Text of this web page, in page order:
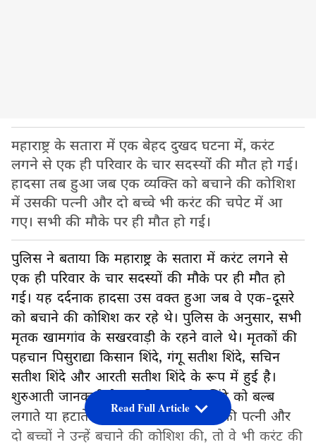
महाराष्ट्र के सतारा में एक बेहद दुखद घटना में, करंट
लगने से एक ही परिवार के चार सदस्यों की मौत हो गई।
हादसा तब हुआ जब एक व्यक्ति को बचाने की कोशिश
में उसकी पत्नी और दो बच्चे भी करंट की चपेट में आ
गए। सभी की मौके पर ही मौत हो गई।
पुलिस ने बताया कि महाराष्ट्र के सतारा में करंट लगने से
एक ही परिवार के चार सदस्यों की मौके पर ही मौत हो
गई। यह दर्दनाक हादसा उस वक्त हुआ जब वे एक-दूसरे
को बचाने की कोशिश कर रहे थे। पुलिस के अनुसार, सभी
मृतक खामगांव के सखरवाड़ी के रहने वाले थे। मृतकों की
पहचान पिसुराद्या किसान शिंदे, गंगू सतीश शिंदे, सचिन
सतीश शिंदे और आरती सतीश शिंदे के रूप में हुई है।
शुरुआती जानकारी के मुताबिक, सतीश शिंदे को बल्ब
लगाते या हटाते समय करंट लगा। जब उनकी पत्नी और
दो बच्चों ने उन्हें बचाने की कोशिश की, तो वे भी करंट की
Read Full Article